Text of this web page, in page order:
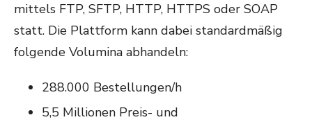
mittels FTP, SFTP, HTTP, HTTPS oder SOAP
statt. Die Plattform kann dabei standardmäßig
folgende Volumina abhandeln:
288.000 Bestellungen/h
5,5 Millionen Preis- und